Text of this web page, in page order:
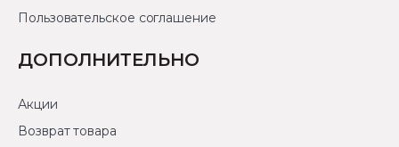
Пользовательское соглашение
ДОПОЛНИТЕЛЬНО
Акции
Возврат товара